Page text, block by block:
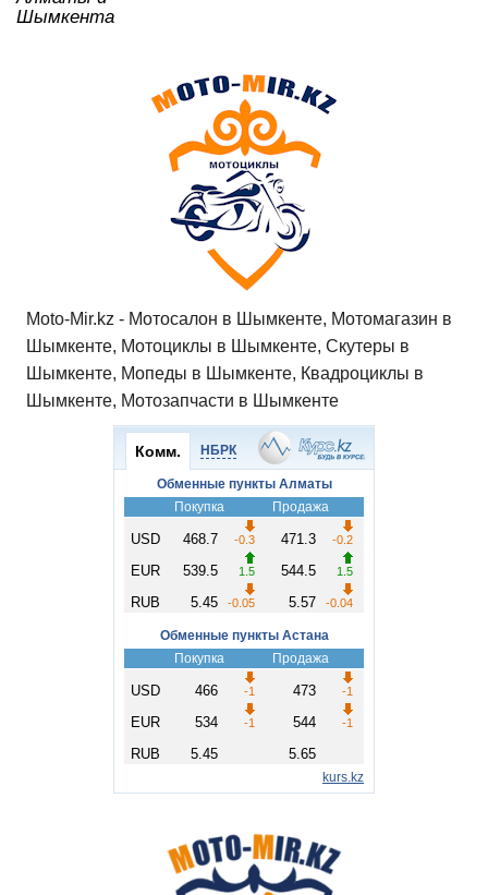
Шымкента
Moto-Mir.kz - Мотосалон в Шымкенте, Мотомагазин в
Шымкенте, Мотоциклы в Шымкенте, Скутеры в
Шымкенте, Мопеды в Шымкенте, Квадроциклы в
Шымкенте, Мотозапчасти в Шымкенте